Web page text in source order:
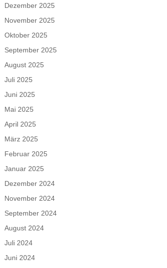
Dezember 2025
November 2025
Oktober 2025
September 2025
August 2025
Juli 2025
Juni 2025
Mai 2025
April 2025
März 2025
Februar 2025
Januar 2025
Dezember 2024
November 2024
September 2024
August 2024
Juli 2024
Juni 2024